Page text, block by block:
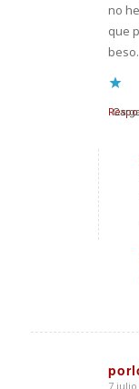
no
que
beso.
7 julio